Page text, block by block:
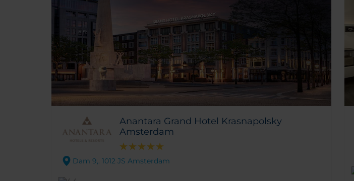
Anantara Grand Hotel Krasnapolsky
Amsterdam
Dam 9,. 1012 JS Amsterdam